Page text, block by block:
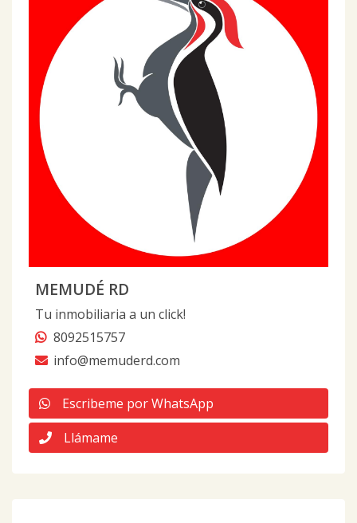
MEMUDÉ RD
Tu inmobiliaria a un click!
8092515757
info@memuderd.com
Escribeme por WhatsApp
Llámame